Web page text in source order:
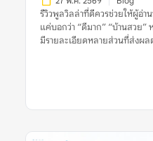
รีวิวพูลวิลล่าที่ดีควรช่วยให้ผู้อ่า
แค่บอกว่า “ดีมาก” “บ้านสวย”
มีรายละเอียดหลายส่วนที่ส่งผ
เพียงอย่างเดียว ควรดูหลายสั
ตัดสินใจ รีวิวพูลวิลล่าที่ดีหมายถึ